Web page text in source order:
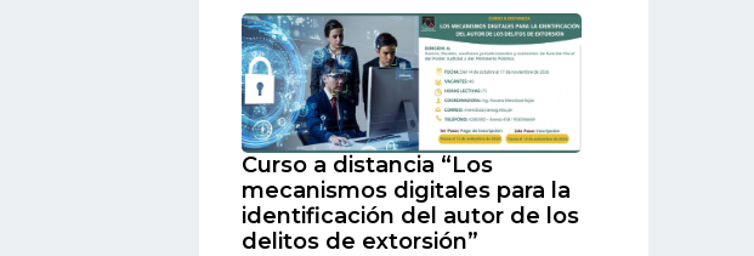
Curso a distancia “Los
mecanismos digitales para la
identificación del autor de los
delitos de extorsión”